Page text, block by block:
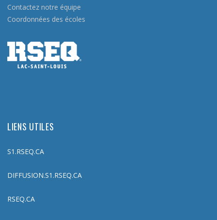
Contactez notre équipe
Coordonnées des écoles
LIENS UTILES
S1.RSEQ.CA
DIFFUSION.S1.RSEQ.CA
RSEQ.CA